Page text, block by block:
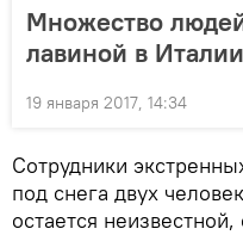
Множество
лавиной в
19 января 2017, 14:34
Сотрудники
под снега двух
остается